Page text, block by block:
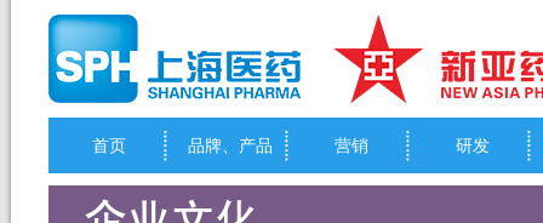
首页 品牌、产品 营销 研发